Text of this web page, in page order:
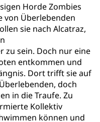
Horde Zombies
von Überlebenden
sie nach Alcatraz,
zu sein. Doch nur eine
entkommen und
Dort trifft sie auf
doch
in die Traufe. Zu
Kollektiv
können und